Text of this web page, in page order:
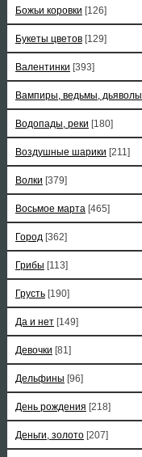
Божьи коровки [126]
Букеты цветов [129]
Валентинки [393]
Вампиры, ведьмы, дьяволы
Водопады, реки [180]
Воздушные шарики [211]
Волки [379]
Восьмое марта [465]
Город [362]
Грибы [113]
Грусть [190]
Да и нет [149]
Девочки [81]
Дельфины [96]
День рождения [218]
Деньги, золото [207]